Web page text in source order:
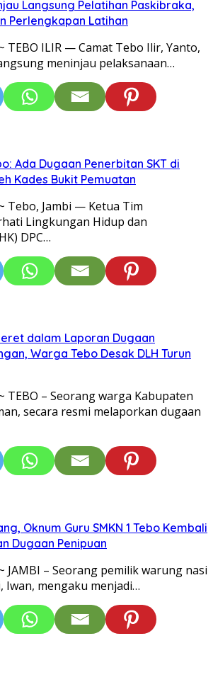
Langsung Pelatihan Paskibraka,
Perlengkapan Latihan
TEBO ILIR — Camat Tebo Ilir, Yanto,
meninjau pelaksanaan…
Ada Dugaan Penerbitan SKT di
Kades Bukit Pemuatan
Tebo, Jambi — Ketua Tim
Lingkungan Hidup dan
DPC…
dalam Laporan Dugaan
Warga Tebo Desak DLH Turun
TEBO – Seorang warga Kabupaten
secara resmi melaporkan dugaan
Oknum Guru SMKN 1 Tebo Kembali
Dugaan Penipuan
JAMBI – Seorang pemilik warung nasi
Iwan, mengaku menjadi…